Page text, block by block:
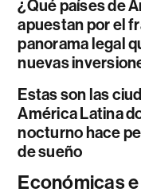
¿Qué países de
apuestan por el
panorama legal
nuevas
Estas son las
América Latina
nocturno hace
de sueño
Económicas